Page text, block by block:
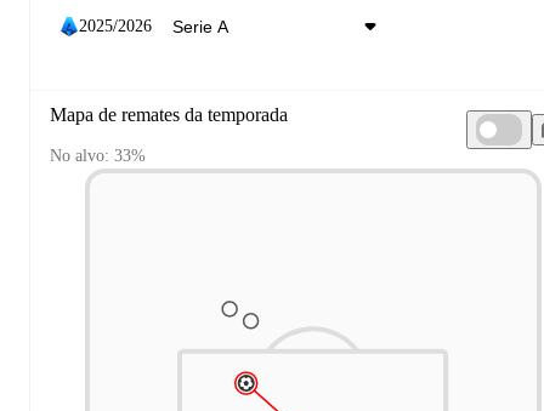
2025/2026
Mapa de remates da temporada
No alvo: 33%